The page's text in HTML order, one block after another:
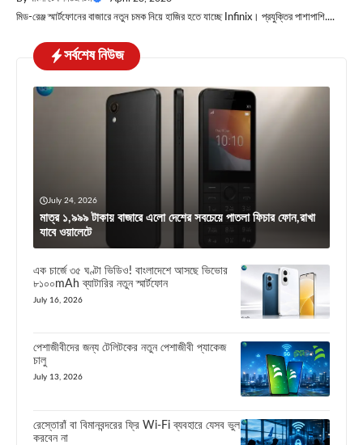
মিড-রেঞ্জ স্মার্টফোনের বাজারে নতুন চমক নিয়ে হাজির হতে যাচ্ছে Infinix। প্রযুক্তির পাশাপাশি....
সর্বশেষ নিউজ
July 24, 2026
মাত্র ১,৯৯৯ টাকায় বাজারে এলো দেশের সবচেয়ে পাতলা ফিচার ফোন,রাখা
যাবে ওয়ালেটে
এক চার্জে ৩৫ ঘণ্টা ভিডিও! বাংলাদেশে আসছে ভিভোর
৮১০০mAh ব্যাটারির নতুন স্মার্টফোন
July 16, 2026
পেশাজীবীদের জন্য টেলিটকের নতুন পেশাজীবী প্যাকেজ
চালু
July 13, 2026
রেস্তোরাঁ বা বিমানবন্দরের ফ্রি Wi-Fi ব্যবহারে যেসব ভুল
করবেন না